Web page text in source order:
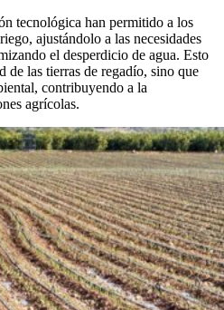
tecnológica han permitido a los
ajustándolo a las necesidades
el desperdicio de agua. Esto
las tierras de regadío, sino que
contribuyendo a la
agrícolas.